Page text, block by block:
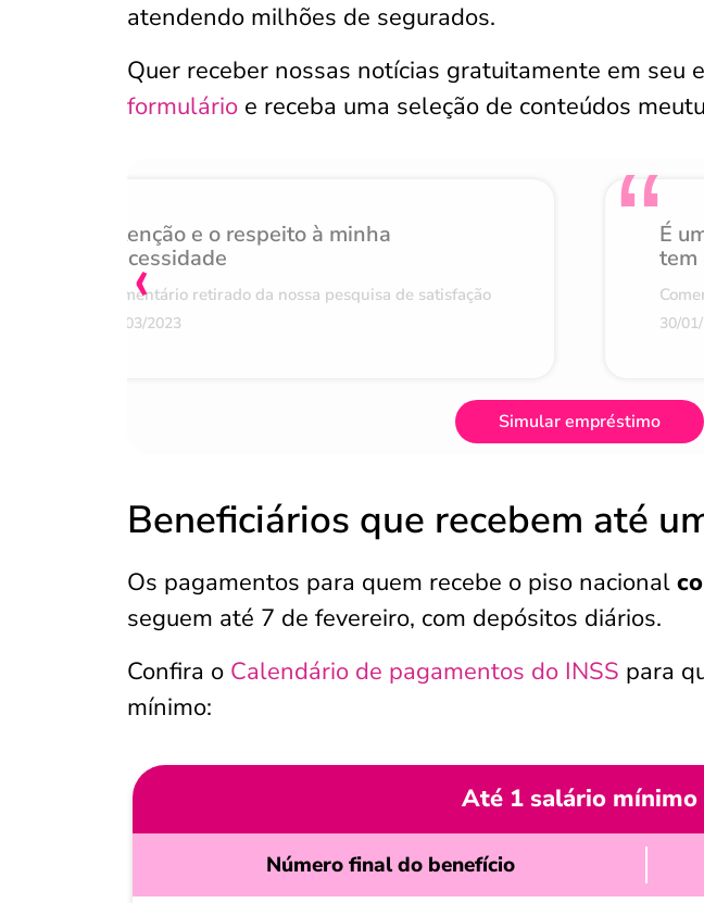
atendendo milhões de segurados.
Quer receber nossas notícias gratuitamente em seu
formulário e receba uma seleção de conteúdos
Atenção e o respeito à minha
necessidade
Comentário retirado da nossa pesquisa de satisfação
07/03/2023
É
tem
30/
‹
Simular empréstimo
Beneficiários que recebem até
Os pagamentos para quem recebe o piso nacional
seguem até 7 de fevereiro, com depósitos diários.
Confira o Calendário de pagamentos do INSS para
mínimo:
Até 1 salário mínimo
Número final do benefício